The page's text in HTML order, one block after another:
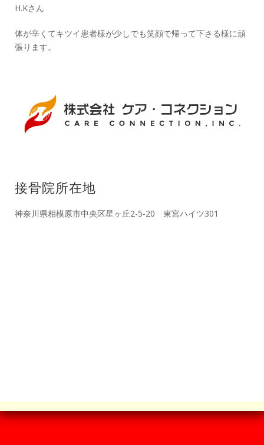
H.Kさん
体が辛くてキツイ患者様が少しでも笑顔で帰って下さる様に頑
張ります。
接骨院所在地
神奈川県相模原市中央区星ヶ丘2-5-20 東宮ハイツ301